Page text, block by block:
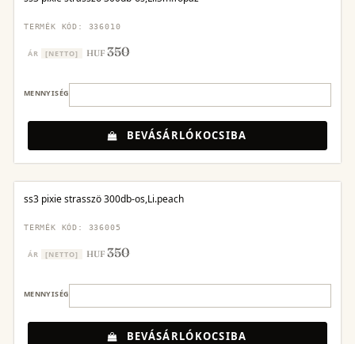
TERMÉK KÓD: 336010
ÁR [NETTO] HUF350
MENNYISÉG
BEVÁSÁRLÓKOCSIBA
ss3 pixie strasszö 300db-os,Li.peach
TERMÉK KÓD: 336005
ÁR [NETTO] HUF350
MENNYISÉG
BEVÁSÁRLÓKOCSIBA